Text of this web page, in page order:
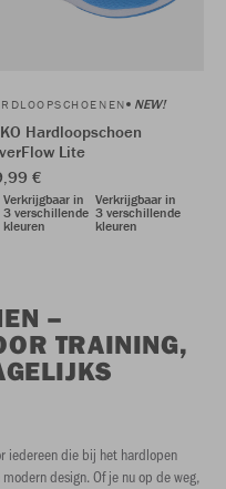
NEW!
Hardloopschoen
Lite
€
Verkrijgbaar in
3 verschillende
kleuren
Verkrijgbaar in
3 verschillende
kleuren
–
TRAINING,
iedereen die bij het hardlopen
design. Of je nu op de weg,